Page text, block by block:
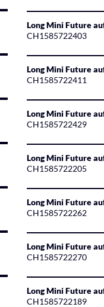
Long Mini Future
CH1585722403
Long Mini Future
CH1585722411
Long Mini Future
CH1585722429
Long Mini Future
CH1585722205
Long Mini Future
CH1585722262
Long Mini Future
CH1585722270
Long Mini Future
CH1585722189